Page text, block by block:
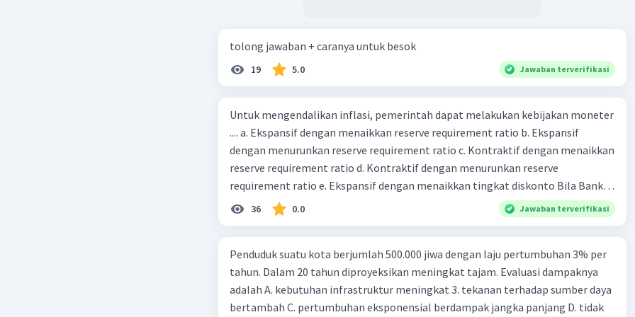
tolong jawaban + caranya untuk besok
19 5.0 Jawaban terverifikasi
Untuk mengendalikan inflasi, pemerintah dapat melakukan kebijakan moneter
.... a. Ekspansif dengan menaikkan reserve requirement ratio b. Ekspansif
dengan menurunkan reserve requirement ratio c. Kontraktif dengan menaikkan
reserve requirement ratio d. Kontraktif dengan menurunkan reserve
requirement ratio e. Ekspansif dengan menaikkan tingkat diskonto Bila Bank
Indonesia melakukan kebijakan moneter ekspansif, ceteris paribus maka .... a.
Menimbulkan inflasi di mana bentuk kurva jumlah uang beredar (penawaran
kurva jumlah uang beredar (penawaran uang) naik dari kiri bawah ke kanan atas
c. Tingkat bunga meningkat di mana bentuk kurva jumlah uang beredar
(penawaran uang) naik dari kiri bawah ke kanan atas d. Tingkat bunga turun di
mana bentuk kurva jumlah uang beredar (penawaran uang) naik dari kiri bawah
36 0.0 Jawaban terverifikasi
Penduduk suatu kota berjumlah 500.000 jiwa dengan laju pertumbuhan 3% per
tahun. Dalam 20 tahun diproyeksikan meningkat tajam. Evaluasi dampaknya
adalah A. kebutuhan infrastruktur meningkat 3. tekanan terhadap sumber daya
bertambah C. pertumbuhan eksponensial berdampak jangka panjang D. tidak